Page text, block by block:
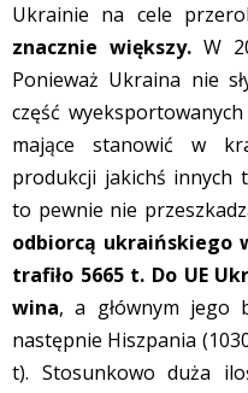
Ukrainie na cele
znacznie większy. W
Ponieważ Ukraina nie
część
mające stanowić w
produkcji jakichś innych
to pewnie nie
odbiorcą ukraińskiego
trafiło 5665 t. Do UE
wina, a głównym jego
następnie Hiszpania
t). Stosunkowo duża